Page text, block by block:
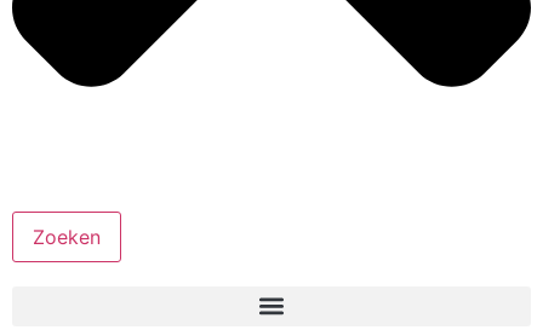
Zoeken